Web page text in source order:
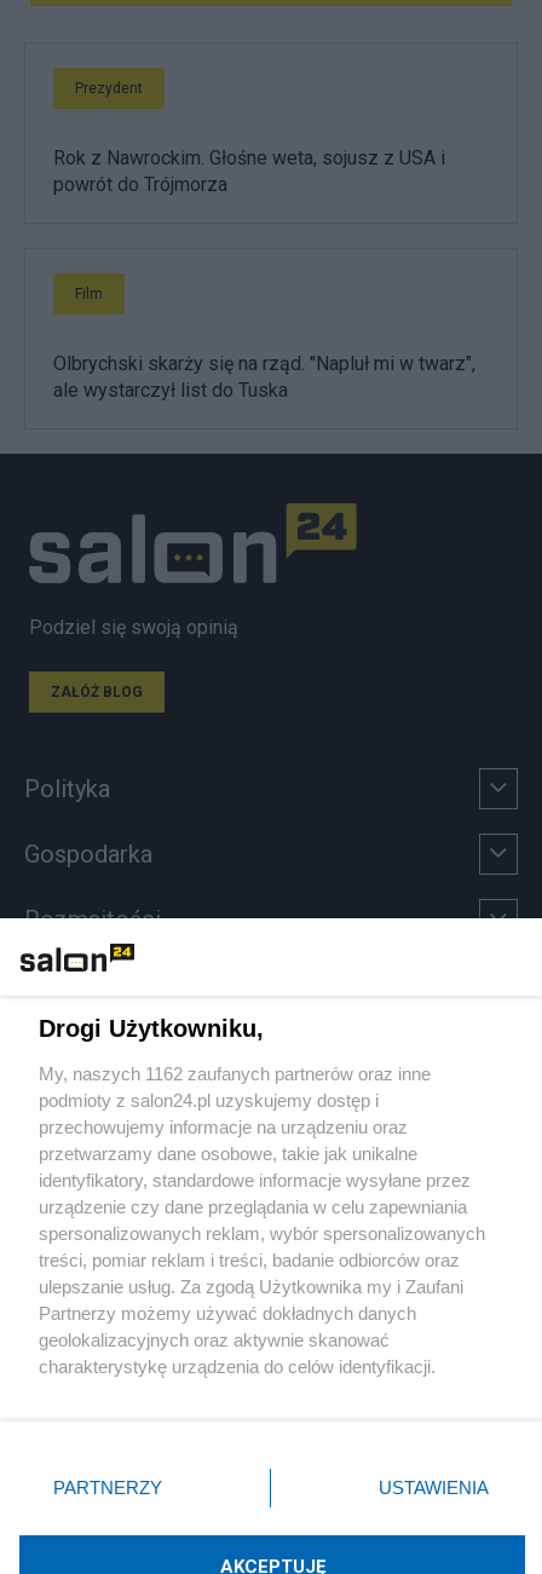
Prezydent
Rok z Nawrockim. Głośne weta, sojusz z USA i
powrót do Trójmorza
Film
Olbrychski skarży się na rząd. "Napluł mi w twarz",
ale wystarczył list do Tuska
Podziel się swoją opinią
ZAŁÓŻ BLOG
Polityka
Gospodarka
Rozmaitości
Sport
Społeczeństwo
Kultura
X Facebook Instagram Youtube
Drogi Użytkowniku,
My, naszych 1162 zaufanych partnerów oraz inne
podmioty z salon24.pl uzyskujemy dostęp i
przechowujemy informacje na urządzeniu oraz
przetwarzamy dane osobowe, takie jak unikalne
identyfikatory, standardowe informacje wysyłane przez
urządzenie czy dane przeglądania w celu zapewniania
spersonalizowanych reklam, wybór spersonalizowanych
treści, pomiar reklam i treści, badanie odbiorców oraz
ulepszanie usług. Za zgodą Użytkownika my i Zaufani
Partnerzy możemy używać dokładnych danych
geolokalizacyjnych oraz aktywnie skanować
charakterystykę urządzenia do celów identyfikacji.
zmienić/wycofać klikając przycisk ustawień prywatności
znajdujący się w lewym dolnym rogu strony
rodzaje przetwarzania danych nie wymagają zgody
użytkownika, ale masz prawo sprzeciwić się takiemu
PARTNERZY USTAWIENIA
AKCEPTUJĘ